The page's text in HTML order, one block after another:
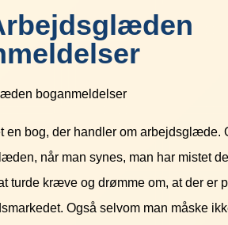
boganmeldelser
en bog, der handler om arbejdsglæde.
når man synes, man har mistet
turde kræve og drømme om, at der er
Også selvom man måske